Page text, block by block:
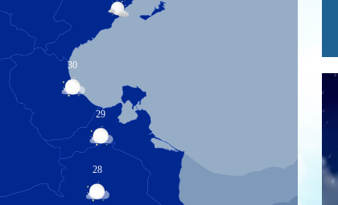
30
29
28